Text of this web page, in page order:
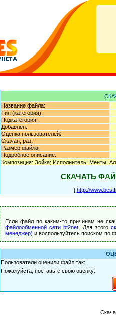
Название файла:
Тип (категория):
Подкатегория:
Добавлен:
Оценка пользователей:
Скачан, раз:
Размер файла:
Подробное описание:
Композиция: Зойка; Исполнитель: Менты;
СКАЧАТЬ
[ http://
Если файл по каким-то причинам не
файлообменной сети bt2net . Для этого
менеджер) и воспользуйтесь поиском по
Пользователи оценили файл так:
Пожалуйста, поставьте свою оценку: